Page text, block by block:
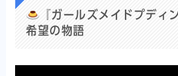
『ガールズメイドプディ
希望の物語